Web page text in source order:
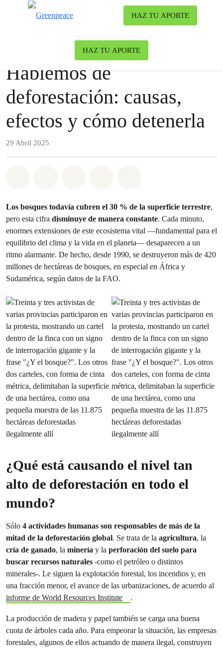
HAZ TU APORTE
HAZ TU APORTE
Bosques
Hablemos de
deforestación: causas,
efectos y cómo detenerla
29 Abril 2025
Los bosques todavía cubren el 30 % de la superficie terrestre,
pero esta cifra disminuye de manera constante. Cada minuto,
enormes extensiones de este ecosistema vital —fundamental para el
equilibrio del clima y la vida en el planeta— desaparecen a un
ritmo alarmante. De hecho, desde 1990, se destruyeron más de 420
millones de hectáreas de bosques, en especial en África y
Sudamérica, según datos de la FAO.
¿Qué está causando el nivel tan
alto de deforestación en todo el
mundo?
Sólo 4 actividades humanas son responsables de más de la
mitad de la deforestación global. Se trata de la agricultura, la
cría de ganado, la minería y la perforación del suelo para
buscar recursos naturales -como el petróleo o distintos
minerales-. Le siguen la explotación forestal, los incendios y, en
una fracción menor, el avance de las urbanizaciones, de acuerdo al
informe de World Resources Institute
.
La producción de madera y papel también se carga una buena
cuota de árboles cada año. Para empeorar la situación, las empresas
forestales, algunos de ellos actuando de manera ilegal, construyen